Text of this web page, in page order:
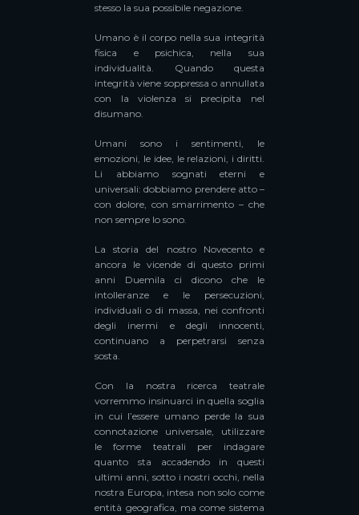
stesso la sua possibile negazione.
Umano è il corpo nella sua integrità
fisica e psichica, nella sua
individualità. Quando questa
integrità viene soppressa o annullata
con la violenza si precipita nel
disumano.
Umani sono i sentimenti, le
emozioni, le idee, le relazioni, i diritti.
Li abbiamo sognati eterni e
universali: dobbiamo prendere atto –
con dolore, con smarrimento – che
non sempre lo sono.
La storia del nostro Novecento e
ancora le vicende di questo primi
anni Duemila ci dicono che le
intolleranze e le persecuzioni,
individuali o di massa, nei confronti
degli inermi e degli innocenti,
continuano a perpetrarsi senza
sosta.
Con la nostra ricerca teatrale
vorremmo insinuarci in quella soglia
in cui l’essere umano perde la sua
connotazione universale, utilizzare
le forme teatrali per indagare
quanto sta accadendo in questi
ultimi anni, sotto i nostri occhi, nella
nostra Europa, intesa non solo come
entità geografica, ma come sistema